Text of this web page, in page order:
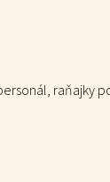
raňajky